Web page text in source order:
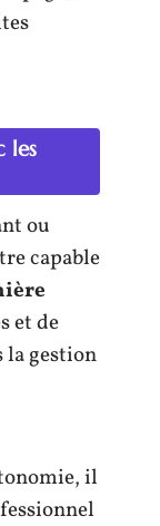
les
ou
capable
et de
la gestion
il